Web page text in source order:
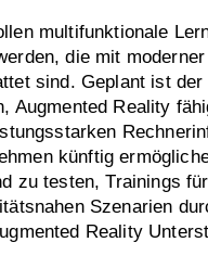
multifunktionale
die mit
sind. Geplant ist
Augmented Reality
künftig
zu testen, Trainings für
Szenarien
Reality